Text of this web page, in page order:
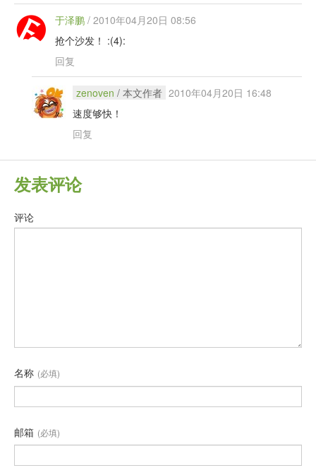
于泽鹏 / 2010年04月20日 08:56
抢个沙发！ :(4):
回复
zenoven / 本文作者 2010年04月20日 16:48
速度够快！
回复
发表评论
评论
名称 (必填)
邮箱 (必填)